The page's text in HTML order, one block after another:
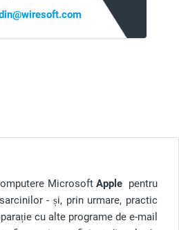
Microsoft Apple pentru
- și, prin urmare, practic
cu alte programe de e-mail